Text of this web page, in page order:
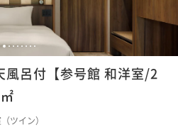
ン－スタンダード－
可
ポイント即利用で
12345678
風呂付【参号館 和洋室/2
ツイン）